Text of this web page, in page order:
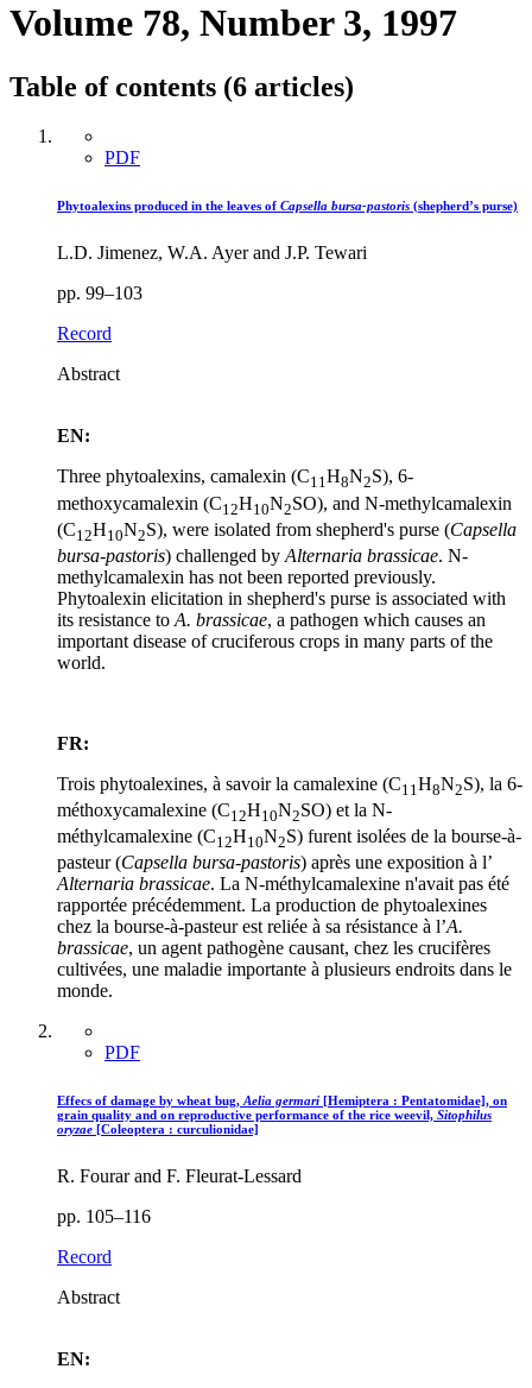
Volume 78, Number 3, 1997
Table of contents (6 articles)
PDF
Phytoalexins produced in the leaves of Capsella bursa-pastoris (shepherd’s purse)
L.D. Jimenez, W.A. Ayer and J.P. Tewari
pp. 99–103
Record
Abstract
EN:
Three phytoalexins, camalexin (C11H8N2S), 6-
methoxycamalexin (C12H10N2SO), and N-methylcamalexin
(C12H10N2S), were isolated from shepherd's purse (Capsella
bursa-pastoris) challenged by Alternaria brassicae. N-
methylcamalexin has not been reported previously.
Phytoalexin elicitation in shepherd's purse is associated with
its resistance to A. brassicae, a pathogen which causes an
important disease of cruciferous crops in many parts of the
world.
FR:
Trois phytoalexines, à savoir la camalexine (C11H8N2S), la 6-
méthoxycamalexine (C12H10N2SO) et la N-
méthylcamalexine (C12H10N2S) furent isolées de la bourse-à-
pasteur (Capsella bursa-pastoris) après une exposition à l’
Alternaria brassicae. La N-méthylcamalexine n'avait pas été
rapportée précédemment. La production de phytoalexines
chez la bourse-à-pasteur est reliée à sa résistance à l’A.
brassicae, un agent pathogène causant, chez les crucifères
cultivées, une maladie importante à plusieurs endroits dans le
monde.
PDF
Effecs of damage by wheat bug,Aelia germari [Hemiptera : Pentatomidae], on
grain quality and on reproductive performance of the rice weevil, Sitophilus
oryzae [Coleoptera : curculionidae]
R. Fourar and F. Fleurat-Lessard
pp. 105–116
Record
Abstract
EN: